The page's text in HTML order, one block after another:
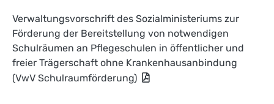
Verwaltungsvorschrift des Sozialministeriums zur
Förderung der Bereitstellung von notwendigen
Schulräumen an Pflegeschulen in öffentlicher und
freier Trägerschaft ohne Krankenhausanbindung
(VwV Schulraumförderung)